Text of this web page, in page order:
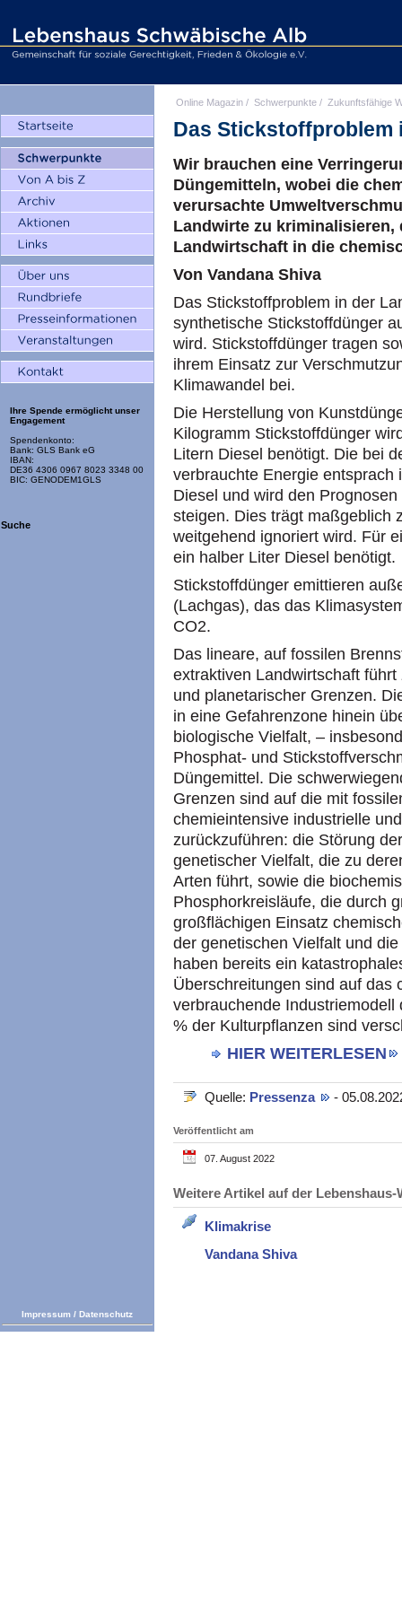
Ihre Spende ermöglicht unser
Engagement
Spendenkonto:
Bank: GLS Bank eG
IBAN:
DE36 4306 0967 8023 3348 00
BIC: GENODEM1GLS
Suche
Online Magazin / Schwerpunkte / Zukunftsfähige
Das
Wir brauchen eine
Düngemitteln, wobei die
verursachte
Landwirte zu
Landwirtschaft in die
Von Vandana Shiva
Das Stickstoffproblem in der
synthetische Stickstoffdünger
wird. Stickstoffdünger tragen
ihrem Einsatz zur
Klimawandel bei.
Die Herstellung von
Kilogramm Stickstoffdünger
Litern Diesel benötigt. Die bei
verbrauchte Energie
Diesel und wird den
steigen. Dies trägt maßgeblich
weitgehend ignoriert wird. Für
ein halber Liter Diesel benötigt.
Stickstoffdünger emittieren
(Lachgas), das das
CO2.
Das lineare, auf fossilen
extraktiven Landwirtschaft
und planetarischer Grenzen.
in eine Gefahrenzone hinein
biologische Vielfalt, –
Phosphat- und
Düngemittel. Die
Grenzen sind auf die mit
chemieintensive industrielle
zurückzuführen: die Störung
genetischer Vielfalt, die zu
Arten führt, sowie die
Phosphorkreisläufe, die durch
großflächigen Einsatz
der genetischen Vielfalt und
haben bereits ein
Überschreitungen sind auf das
verbrauchende
% der Kulturpflanzen sind
HIER WEITERLESEN
Quelle: Pressenza -
Veröffentlicht am
07. August 2022
Weitere Artikel auf der
Klimakrise
Vandana Shiva
Impressum / Datenschutz